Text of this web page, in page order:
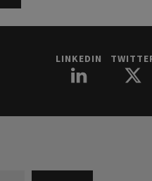
LINKEDIN